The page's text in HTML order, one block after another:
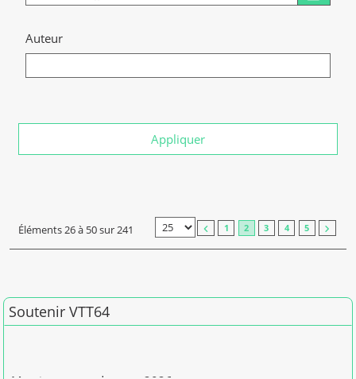
Auteur
Appliquer
Éléments 26 à 50 sur 241 1 2 3 4 5
Soutenir VTT64
Merci pour vos dons en 2026